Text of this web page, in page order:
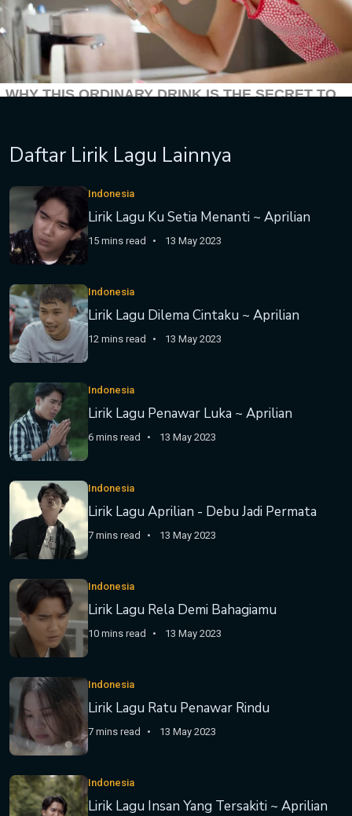
Daftar Lirik Lagu Lainnya
Indonesia
Lirik Lagu Ku Setia Menanti ~ Aprilian
15 mins read 13 May 2023
Indonesia
Lirik Lagu Dilema Cintaku ~ Aprilian
12 mins read 13 May 2023
Indonesia
Lirik Lagu Penawar Luka ~ Aprilian
6 mins read 13 May 2023
Indonesia
Lirik Lagu Aprilian - Debu Jadi Permata
7 mins read 13 May 2023
Indonesia
Lirik Lagu Rela Demi Bahagiamu
10 mins read 13 May 2023
Indonesia
Lirik Lagu Ratu Penawar Rindu
7 mins read 13 May 2023
Indonesia
Lirik Lagu Insan Yang Tersakiti ~ Aprilian